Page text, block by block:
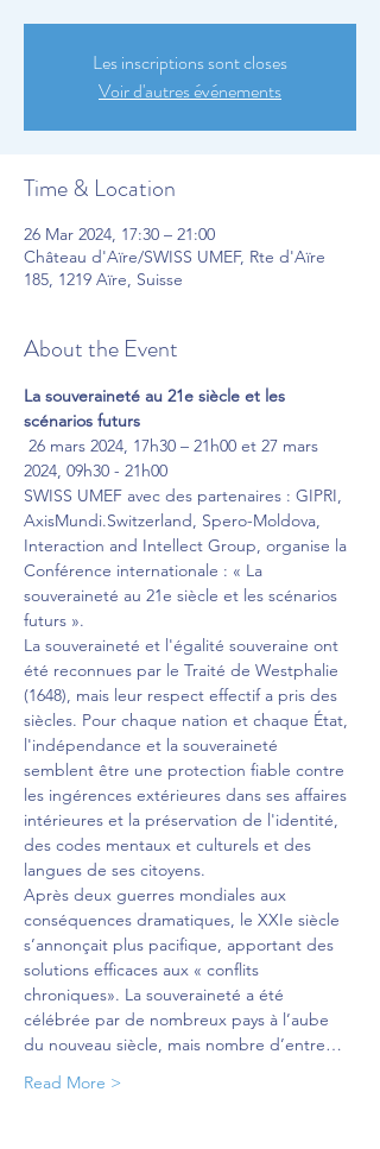
Les inscriptions sont closes
Voir d'autres événements
Time & Location
26 Mar 2024, 17:30 – 21:00
Château d'Aïre/SWISS UMEF, Rte d'Aïre
185, 1219 Aïre, Suisse
About the Event
La souveraineté au 21e siècle et les
scénarios futurs
26 mars 2024, 17h30 – 21h00 et 27 mars
2024, 09h30 - 21h00
SWISS UMEF avec des partenaires : GIPRI,
AxisMundi.Switzerland, Spero-Moldova,
Interaction and Intellect Group, organise la
Conférence internationale : « La
souveraineté au 21e siècle et les scénarios
futurs ».
La souveraineté et l'égalité souveraine ont
été reconnues par le Traité de Westphalie
(1648), mais leur respect effectif a pris des
siècles. Pour chaque nation et chaque État,
l'indépendance et la souveraineté
semblent être une protection fiable contre
les ingérences extérieures dans ses affaires
intérieures et la préservation de l'identité,
des codes mentaux et culturels et des
langues de ses citoyens.
Après deux guerres mondiales aux
conséquences dramatiques, le XXIe siècle
s’annonçait plus pacifique, apportant des
solutions efficaces aux « conflits
chroniques». La souveraineté a été
célébrée par de nombreux pays à l’aube
du nouveau siècle, mais nombre d’entre…
Read More >